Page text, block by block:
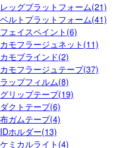
レッグプラットフォーム(21)
ベルトプラットフォーム(41)
フェイスペイント(6)
カモフラージュネット(11)
カモブラインド(2)
カモフラージュテープ(37)
ラップフィルム(8)
グリップテープ(19)
ダクトテープ(6)
布ガムテープ(4)
IDホルダー(13)
ケミカルライト(4)